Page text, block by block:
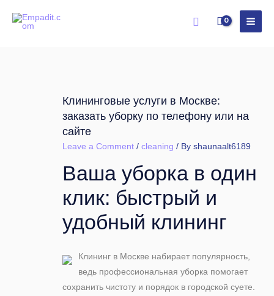
Search
Клининговые услуги в Москве:
заказать уборку по телефону или на
сайте
Leave a Comment / cleaning / By shaunaalt6189
Ваша уборка в один
клик: быстрый и
удобный клининг
Клининг в Москве набирает популярность,
ведь профессиональная уборка помогает
сохранить чистоту и порядок в городской суете.